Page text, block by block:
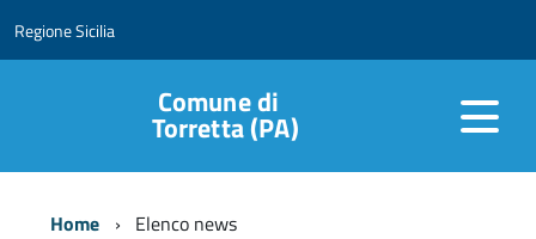
Regione Sicilia
Comune di
Torretta (PA)
Home Elenco news